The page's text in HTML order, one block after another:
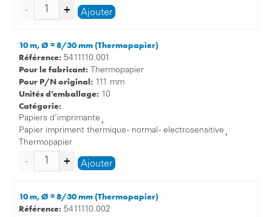
Ajouter
10 m, Ø = 8/30 mm (Thermopapier)
Référence: 5411110.001
Pour le fabricant: Thermopapier
Pour P/N original: 111 mm
Unités d’emballage: 10
Catégorie:
Papiers d’imprimante ,
Papier impriment thermique - normal - electrosensitive ,
Thermopapier
Ajouter
10 m, Ø = 8/30 mm (Thermopapier)
Référence: 5411110.002